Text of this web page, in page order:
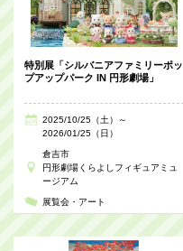
特別展「シルバニアファミリーポッ
プアップパーク IN 円形劇場」
2025/10/25（土）～
2026/01/25（日）
倉吉市
円形劇場くらよしフィギュアミュ
ージアム
展覧会・アート